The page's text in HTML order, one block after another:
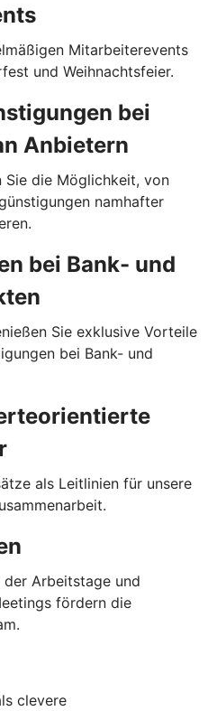
Mitarbeiterevents
und Weihnachtsfeier.
bei
Anbietern
Sie die Möglichkeit, von
namhafter
bei Bank- und
Sie exklusive Vorteile
bei Bank- und
als Leitlinien für unsere
Arbeitstage und
fördern die
clevere